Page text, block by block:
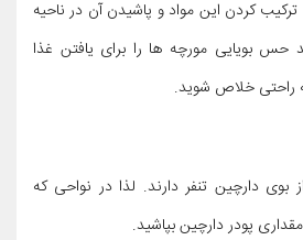
کردن این مواد و پاشیدن آن در ناحیه
حس بویایی مورچه ها را برای یافتن غذا
راحتی خلاص شوید.
دارچین تنفر دارند. لذا در نواحی که
پودر دارچین بپاشید.